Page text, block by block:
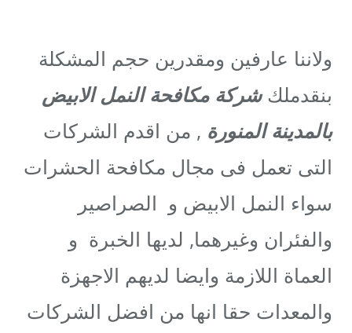
ولاننا عارفين ومقدرين حجم المشكلة
بنقدملكشركة مكافحة النمل الابيض
بالمدينة المنورة , من اقدم الشركات
التى تعمل فى مجال مكافحة الحشرات
سواء النمل الابيض و الصراصير
والفئران وغيرهما, لديها الخبرة و
العماة اللازمة وايضا لديهم الاجهزة
والمعدات حقا انها من افضل الشركات